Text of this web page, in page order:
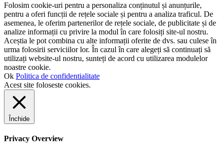
Folosim cookie-uri pentru a personaliza conținutul și anunțurile,
pentru a oferi funcții de rețele sociale și pentru a analiza traficul. De
asemenea, le oferim partenerilor de rețele sociale, de publicitate și de
analize informații cu privire la modul în care folosiți site-ul nostru.
Aceștia le pot combina cu alte informații oferite de dvs. sau culese în
urma folosirii serviciilor lor. În cazul în care alegeți să continuați să
utilizați website-ul nostru, sunteți de acord cu utilizarea modulelor
noastre cookie.
Ok Politica de confidentialitate
Acest site foloseste cookies.
Închide
Privacy Overview